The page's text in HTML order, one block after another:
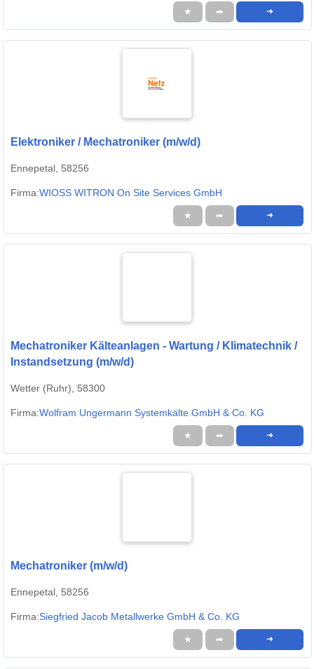
★ ➦ ➜
Elektroniker / Mechatroniker (m/w/d)
Ennepetal, 58256
Firma:WIOSS WITRON On Site Services GmbH
★ ➦ ➜
Mechatroniker Kälteanlagen - Wartung / Klimatechnik /
Instandsetzung (m/w/d)
Wetter (Ruhr), 58300
Firma:Wolfram Ungermann Systemkälte GmbH & Co. KG
★ ➦ ➜
Mechatroniker (m/w/d)
Ennepetal, 58256
Firma:Siegfried Jacob Metallwerke GmbH & Co. KG
★ ➦ ➜